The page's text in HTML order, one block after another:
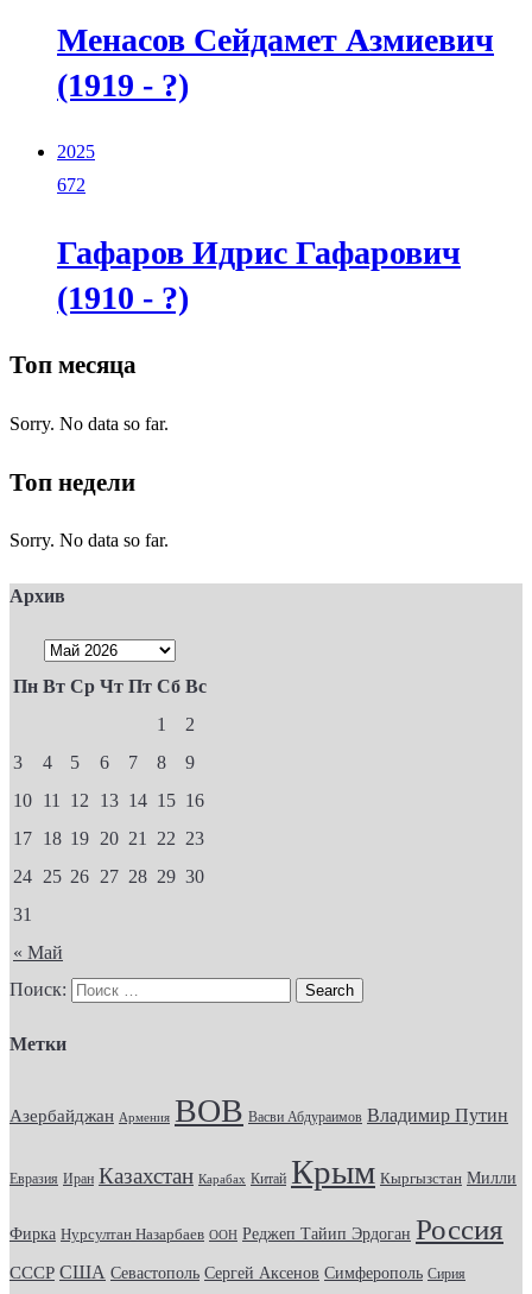
Менасов Сейдамет Азмиевич
(1919 - ?)
2025
672
Гафаров Идрис Гафарович
(1910 - ?)
Топ месяца
Sorry. No data so far.
Топ недели
Sorry. No data so far.
Архив
Пн Вт Ср Чт Пт Сб Вс
« Май
1
2
3
4 5 6 7 8
9
10 11 12 13 14 15 16
17 18 19 20 21 22 23
24 25 26 27 28 29 30
31
Поиск:
Метки
Азербайджан Армения ВОВ Васви Абдураимов Владимир Путин
Евразия Иран Казахстан Карабах Китай Крым Кыргызстан Милли
Фирка Нурсултан Назарбаев ООН Реджеп Тайип Эрдоган Россия
СССР США Севастополь Сергей Аксенов Симферополь Сирия